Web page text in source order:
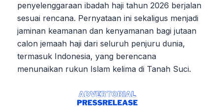
penyelenggaraan ibadah haji tahun 2026 berjalan
sesuai rencana. Pernyataan ini sekaligus menjadi
jaminan keamanan dan kenyamanan bagi jutaan
calon jemaah haji dari seluruh penjuru dunia,
termasuk Indonesia, yang berencana
menunaikan rukun Islam kelima di Tanah Suci.